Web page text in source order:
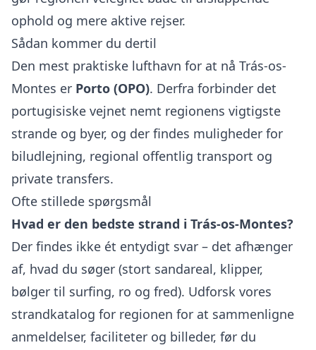
ophold og mere aktive rejser.
Sådan kommer du dertil
Den mest praktiske lufthavn for at nå Trás-os-
Montes er Porto (OPO). Derfra forbinder det
portugisiske vejnet nemt regionens vigtigste
strande og byer, og der findes muligheder for
biludlejning, regional offentlig transport og
private transfers.
Ofte stillede spørgsmål
Hvad er den bedste strand i Trás-os-Montes?
Der findes ikke ét entydigt svar – det afhænger
af, hvad du søger (stort sandareal, klipper,
bølger til surfing, ro og fred). Udforsk vores
strandkatalog for regionen for at sammenligne
anmeldelser, faciliteter og billeder, før du